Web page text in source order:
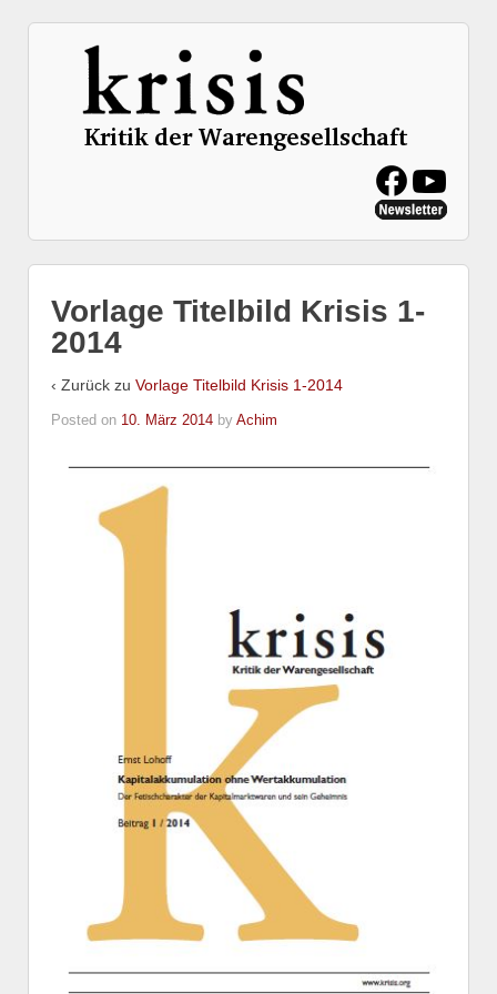
Vorlage Titelbild Krisis 1-
2014
‹ Zurück zu Vorlage Titelbild Krisis 1-2014
Posted on 10. März 2014 by Achim